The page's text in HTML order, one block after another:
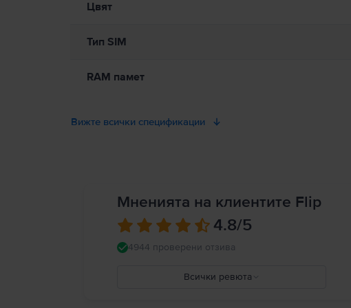
Цвят
Тип SIM
RAM памет
Вижте всички спецификации
Мненията на клиентите Flip
4.8/5
4944 проверени отзива
Всички ревюта